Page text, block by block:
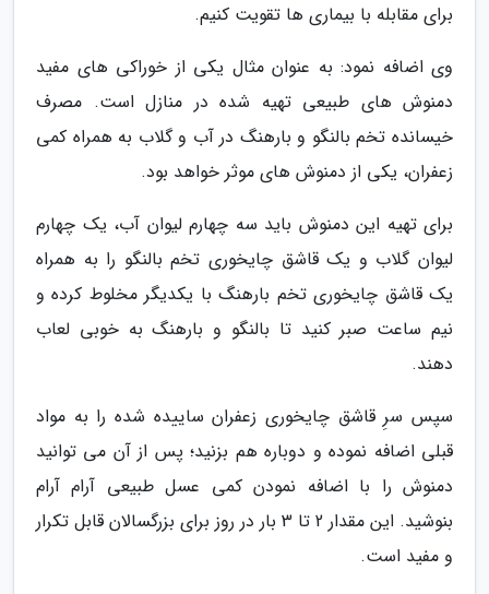
برای مقابله با بیماری ها تقویت کنیم.
وی اضافه نمود: به عنوان مثال یکی از خوراکی های مفید
دمنوش های طبیعی تهیه شده در منازل است. مصرف
خیسانده تخم بالنگو و بارهنگ در آب و گلاب به همراه کمی
زعفران، یکی از دمنوش های موثر خواهد بود.
برای تهیه این دمنوش باید سه چهارم لیوان آب، یک چهارم
لیوان گلاب و یک قاشق چایخوری تخم بالنگو را به همراه
یک قاشق چایخوری تخم بارهنگ با یکدیگر مخلوط کرده و
نیم ساعت صبر کنید تا بالنگو و بارهنگ به خوبی لعاب
دهند.
سپس سرِ قاشق چایخوری زعفران ساییده شده را به مواد
قبلی اضافه نموده و دوباره هم بزنید؛ پس از آن می توانید
دمنوش را با اضافه نمودن کمی عسل طبیعی آرام آرام
بنوشید. این مقدار 2 تا 3 بار در روز برای بزرگسالان قابل تکرار
و مفید است.